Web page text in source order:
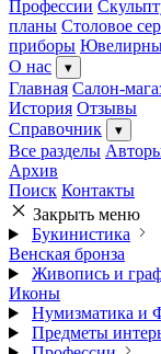
Профессии
планы Столовое
приборы
О нас
▾
Главная Салон-
История Отзывы
Справочник
▾
Все разделы
Архив
Поиск Контакты
Закрыть меню
Букинистика
Венская бронза
Живопись и
Иконы
Нумизматика и
Предметы